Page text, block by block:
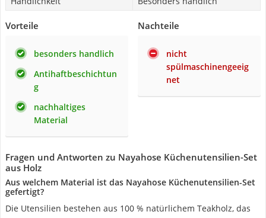
Vorteile
besonders handlich
Antihaftbeschichtun
g
nachhaltiges
Material
Nachteile
nicht
spülmaschinengeeig
net
Fragen und Antworten zu Nayahose Küchenutensilien-Set
aus Holz
Aus welchem Material ist das Nayahose Küchenutensilien-Set
gefertigt?
Die Utensilien bestehen aus 100 % natürlichem Teakholz, das